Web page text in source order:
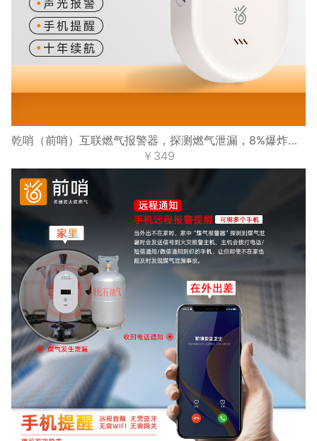
乾哨（前哨）互联燃气报警器，探测燃气泄漏，8%爆炸下限浓度报警，十年寿命，手机提醒，可接电磁阀、机械手、继电器
￥349